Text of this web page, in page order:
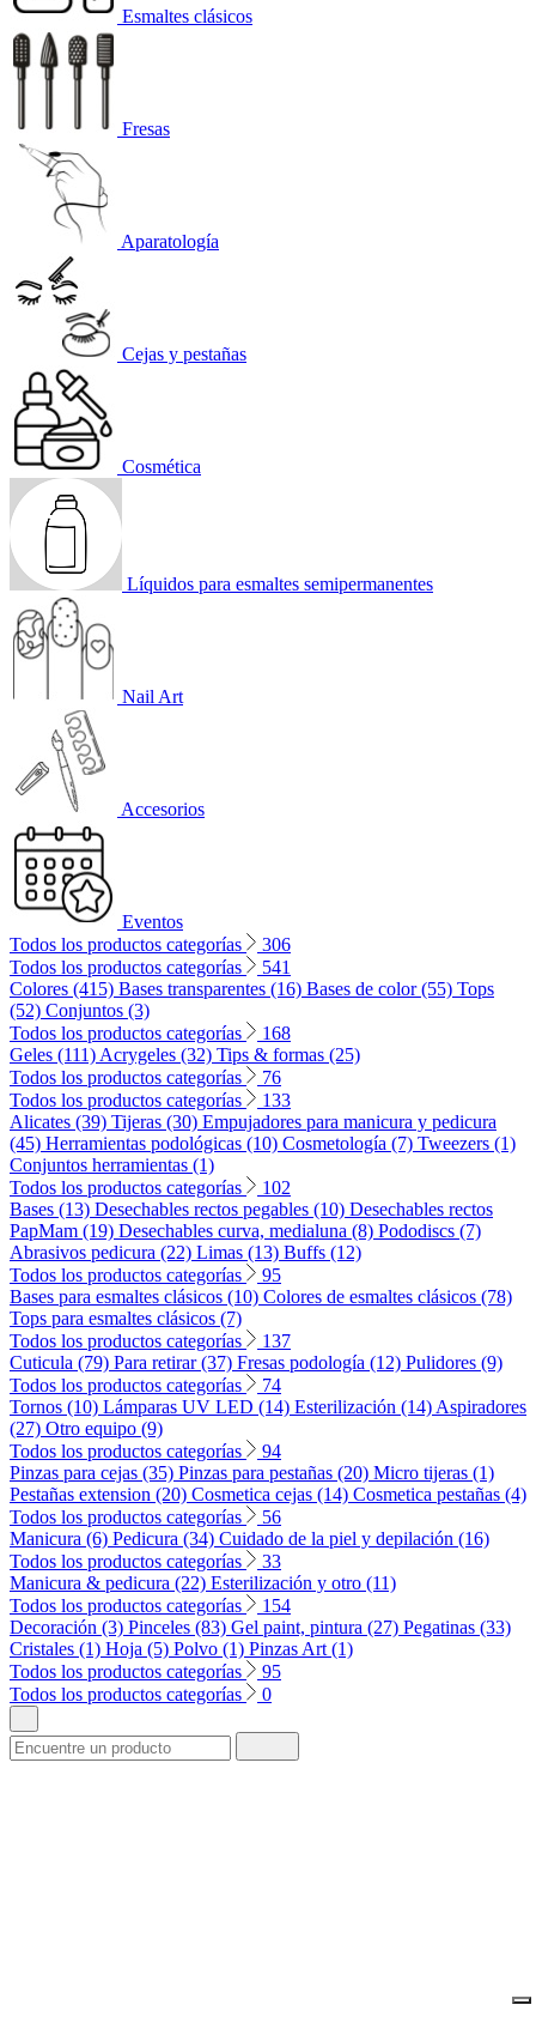
Esmaltes clásicos
Fresas
Aparatología
Cejas y pestañas
Cosmética
Líquidos para esmaltes semipermanentes
Nail Art
Accesorios
Eventos
Todos los productos categorías
306
Todos los productos categorías
541
Colores (415) Bases transparentes (16) Bases de color (55) Tops
(52) Conjuntos (3)
Todos los productos categorías
168
Geles (111) Acrygeles (32) Tips & formas (25)
Todos los productos categorías
76
Todos los productos categorías
133
Alicates (39) Tijeras (30) Empujadores para manicura y pedicura
(45) Herramientas podológicas (10) Cosmetología (7) Tweezers (1)
Conjuntos herramientas (1)
Todos los productos categorías
102
Bases (13) Desechables rectos pegables (10) Desechables rectos
PapMam (19) Desechables curva, medialuna (8) Pododiscs (7)
Abrasivos pedicura (22) Limas (13) Buffs (12)
Todos los productos categorías
95
Bases para esmaltes clásicos (10) Colores de esmaltes clásicos (78)
Tops para esmaltes clásicos (7)
Todos los productos categorías
137
Cuticula (79) Para retirar (37) Fresas podología (12) Pulidores (9)
Todos los productos categorías
74
Tornos (10) Lámparas UV LED (14) Esterilización (14) Aspiradores
(27) Otro equipo (9)
Todos los productos categorías
94
Pinzas para cejas (35) Pinzas para pestañas (20) Micro tijeras (1)
Pestañas extension (20) Cosmetica cejas (14) Cosmetica pestañas (4)
Todos los productos categorías
56
Manicura (6) Pedicura (34) Cuidado de la piel y depilación (16)
Todos los productos categorías
33
Manicura & pedicura (22) Esterilización y otro (11)
Todos los productos categorías
154
Decoración (3) Pinceles (83) Gel paint, pintura (27) Pegatinas (33)
Cristales (1) Hoja (5) Polvo (1) Pinzas Art (1)
Todos los productos categorías
95
Todos los productos categorías
0